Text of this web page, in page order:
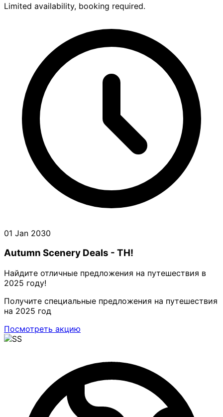
Limited availability, booking required.
01 Jan 2030
Autumn Scenery Deals - TH!
Найдите отличные предложения на путешествия в
2025 году!
Получите специальные предложения на путешествия
на 2025 год
Посмотреть акцию